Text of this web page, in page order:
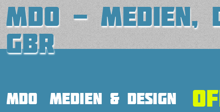
MDO -
GbR
mdo medien & design